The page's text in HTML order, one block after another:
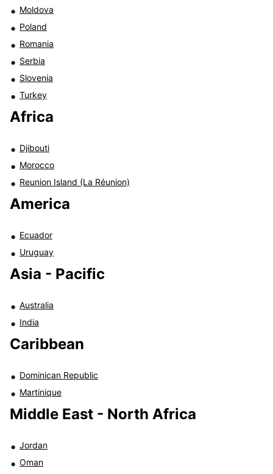
Moldova
Poland
Romania
Serbia
Slovenia
Turkey
Africa
Djibouti
Morocco
Reunion Island (La Réunion)
America
Ecuador
Uruguay
Asia - Pacific
Australia
India
Caribbean
Dominican Republic
Martinique
Middle East - North Africa
Jordan
Oman